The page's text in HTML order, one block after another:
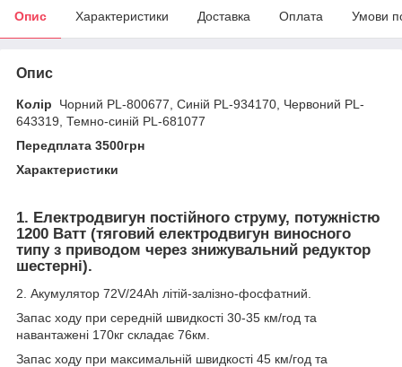
Опис Характеристики Доставка Оплата Умови
Опис
Колір Чорний PL-800677, Синій PL-934170, Червоний PL-
643319, Темно-синій PL-681077
Передплата 3500грн
Характеристики
1. Електродвигун постійного струму, потужністю
1200 Ватт (тяговий електродвигун виносного
типу з приводом через знижувальний редуктор
шестерні).
2. Акумулятор 72V/24Ah літій-залізно-фосфатний.
Запас ходу при середній швидкості 30-35 км/год та
навантажені 170кг складає 76км.
Запас ходу при максимальній швидкості 45 км/год та